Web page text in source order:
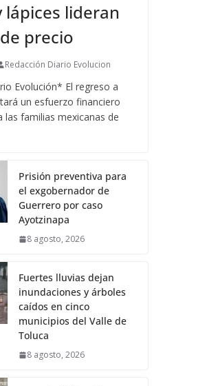
lápices lideran
precio
Redacción Diario Evolucion
Evolución* El regreso a
un esfuerzo financiero
las familias mexicanas de
Prisión preventiva para
el exgobernador de
Guerrero por caso
Ayotzinapa
8 agosto, 2026
Fuertes lluvias dejan
inundaciones y árboles
caídos en cinco
municipios del Valle de
Toluca
8 agosto, 2026